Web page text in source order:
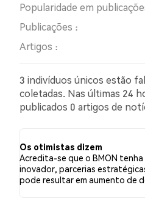
Popularidade em
Publicações :
Artigos :
3 indivíduos únicos estão
coletadas. Nas últimas 24
publicados 0 artigos de
Os otimistas dizem
Acredita-se que o BMON
inovador, parcerias
pode resultar em aumento de